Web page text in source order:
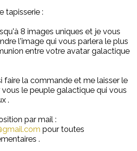
tapisserie :
8 images uniques et je vous
l'image qui vous parlera le plus
entre votre avatar galactique
faire la commande et me laisser le
le peuple galactique qui vous
.
par mail :
pour toutes
.